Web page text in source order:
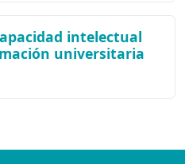
intelectual
universitaria